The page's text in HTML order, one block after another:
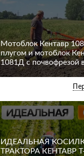
Мотоблок Кентавр
плугом и мотоблок
1081Д с почвофрезой
ИДЕАЛЬНАЯ
ТРАКТОРА КЕНТАВР